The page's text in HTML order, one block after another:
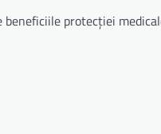
protecției